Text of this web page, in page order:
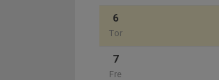
6
Tor
7
Fre